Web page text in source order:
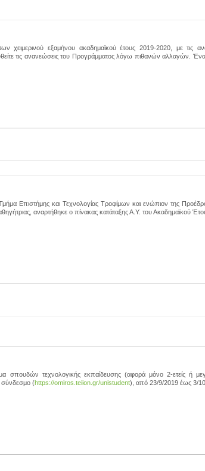
χειμερινού εξαμήνου ακαδημαϊκού έτους 2019-2020, με τις
τις ανανεώσεις του Προγράμματος λόγω πιθανών αλλαγών.
Επιστήμης και Τεχνολογίας Τροφίμων και ενώπιον της
αναρτήθηκε ο πίνακας κατάταξης Α.Υ. του Ακαδημαϊκού
σπουδών τεχνολογικής εκπαίδευσης (αφορά μόνο 2-ετείς ή
σύνδεσμο (https://omiros.teiion.gr/unistudent), από 23/9/2019 έως 3/